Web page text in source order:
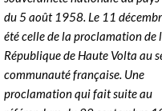
du 5 août 1958. Le 11
été celle de la proclamation de
République de Haute Volta au
communauté française. Une
proclamation qui fait suite au